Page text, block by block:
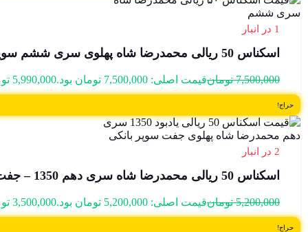
1 در انبار
اسکناس 50 ریالی محمدرضا شاه پهلوی سری ششم سوپر بانکی 1333 – 178899
7,500,000 تومانقیمت اصلی: 7,500,000 تومان بود. 5,990,000
حراج!
2 در انبار
اسکناس 50 ریالی محمدرضا شاه سری دهم 1350 – جفت سوپر بانکی – 164692
5,200,000 تومانقیمت اصلی: 5,200,000 تومان بود. 3,500,000
حراج!